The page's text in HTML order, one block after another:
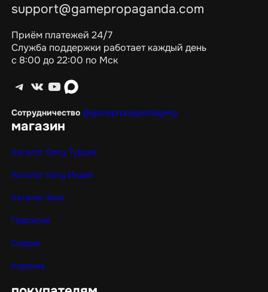
support@gamepropaganda.com
Приём платежей 24/7
Служба поддержки работает каждый день
с 8:00 до 22:00 по Мск
Telegram ВКонтакте YouTube max
Сотрудничество @gamepropagandagang
магазин
Каталог Sony Турция
Каталог Sony Индия
Каталог Xbox
Подписки
Скидки
Корзина